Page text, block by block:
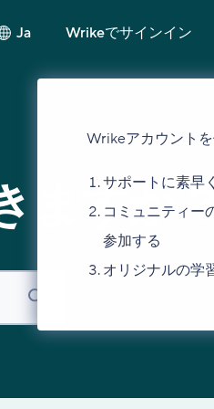
Ja Wrikeでサインイン
Wrikeアカウント
サポートに素早
コミュニティー
参加する
オリジナルの学
ますか